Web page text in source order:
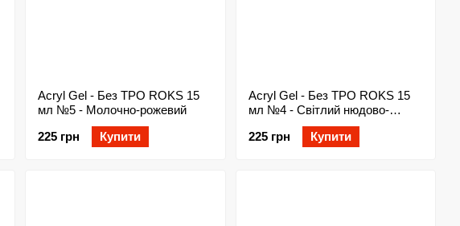
Acryl Gel - Без ТРО ROKS 15
мл №5 - Молочно-рожевий
225 грн
Купити
Acryl Gel - Без ТРО ROKS 15
мл №4 - Світлий нюдово-
персиковий
225 грн
Купити